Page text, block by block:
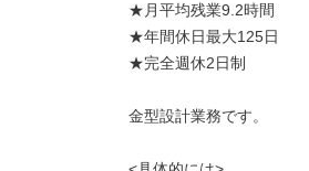
★月平均残業9.2時間
★年間休日最大125日
★完全週休2日制
金型設計業務です。